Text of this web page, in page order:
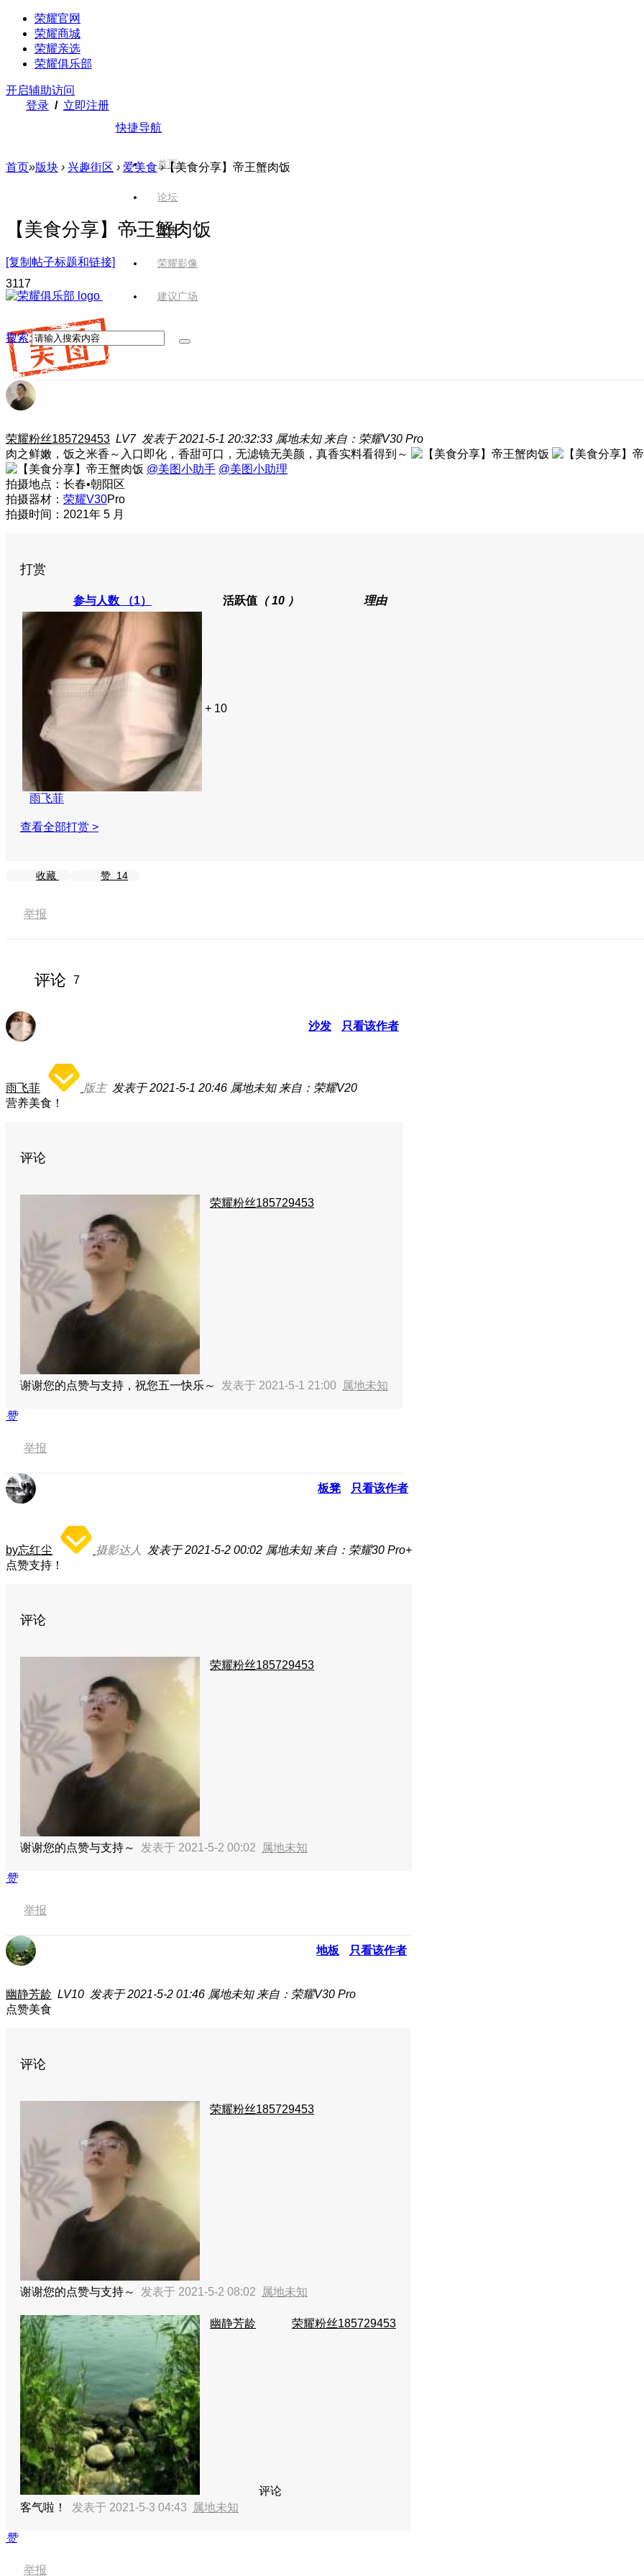
荣耀官网
荣耀商城
荣耀亲选
荣耀俱乐部
开启辅助访问
登录 / 立即注册
快捷导航
首页
论坛
版块
荣耀影像
建议广场
搜索
首页»版块 › 兴趣街区 › 爱美食 ›【美食分享】帝王蟹肉饭
【美食分享】帝王蟹肉饭
[复制帖子标题和链接]
3117
荣耀粉丝185729453 LV7 发表于 2021-5-1 20:32:33 属地未知 来自：荣耀V30 Pro
肉之鲜嫩，饭之米香～入口即化，香甜可口，无滤镜无美颜，真香实料看得到～
@美图小助手 @美图小助理
拍摄地点：长春•朝阳区
拍摄器材： 荣耀V30Pro
拍摄时间：2021年 5 月
打赏
参与人数 （1） 活跃值（ 10 ） 理由
雨飞菲
+ 10
查看全部打赏 >
收藏 赞 14
举报
评论 7
沙发 只看该作者
雨飞菲 版主 发表于 2021-5-1 20:46 属地未知 来自：荣耀V20
营养美食！
评论
荣耀粉丝185729453
谢谢您的点赞与支持，祝您五一快乐～ 发表于 2021-5-1 21:00 属地未知
赞
举报
板凳 只看该作者
by忘红尘 摄影达人 发表于 2021-5-2 00:02 属地未知 来自：荣耀30 Pro+
点赞支持！
评论
荣耀粉丝185729453
谢谢您的点赞与支持～ 发表于 2021-5-2 00:02 属地未知
赞
举报
地板 只看该作者
幽静芳龄 LV10 发表于 2021-5-2 01:46 属地未知 来自：荣耀V30 Pro
点赞美食
评论
荣耀粉丝185729453
谢谢您的点赞与支持～ 发表于 2021-5-2 08:02 属地未知
幽静芳龄
评论
荣耀粉丝185729453
客气啦！ 发表于 2021-5-3 04:43 属地未知
赞
举报